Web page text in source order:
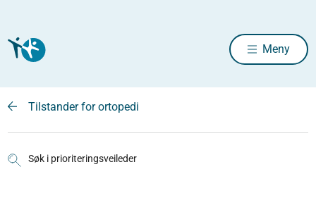
Meny
Tilstander for ortopedi
Søk i prioriteringsveileder